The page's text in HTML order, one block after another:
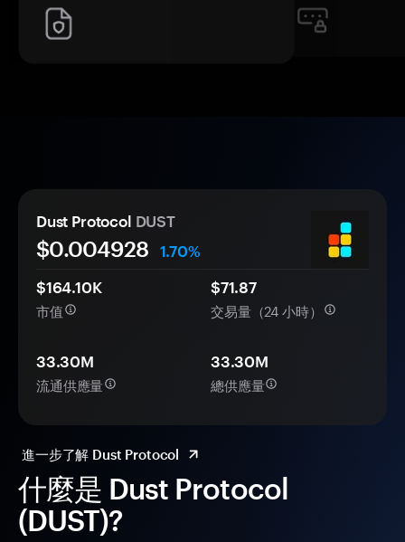
什麼是 Dust Protocol
(DUST)?
Dust Protocol DUST
$0.004928
1.70%
$164.10K
市值
$71.87
交易量（24 小時）
33.30M
流通供應量
33.30M
總供應量
進一步了解 Dust Protocol